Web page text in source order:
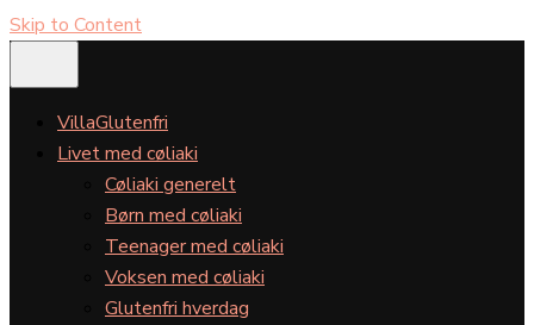
Skip to Content
VillaGlutenfri
Livet med cøliaki
Cøliaki generelt
Børn med cøliaki
Teenager med cøliaki
Voksen med cøliaki
Glutenfri hverdag